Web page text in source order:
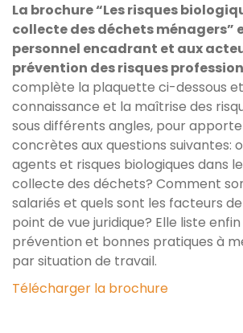
La brochure “Les risques
collecte des déchets ménagers”
personnel encadrant et aux
prévention des risques
complète la plaquette ci-dessous
connaissance et la maîtrise des
sous différents angles, pour
concrètes aux questions suivantes:
agents et risques biologiques dans
collecte des déchets? Comment
salariés et quels sont les facteurs
point de vue juridique? Elle liste
prévention et bonnes pratiques à
par situation de travail.
Télécharger la brochure